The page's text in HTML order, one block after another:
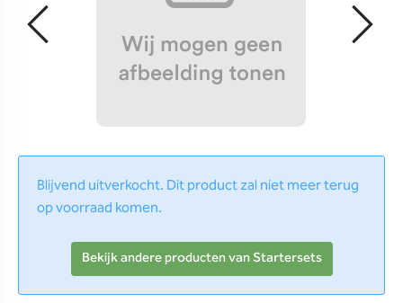
Blijvend uitverkocht. Dit product zal niet meer terug
op voorraad komen.
Bekijk andere producten van Startersets